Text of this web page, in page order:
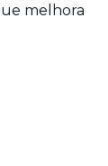
melhora